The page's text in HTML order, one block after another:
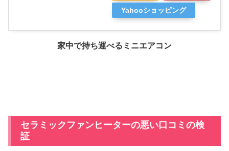
Yahooショッピング
家中で持ち運べるミニエアコン
セラミックファンヒーターの悪い口コミの検
証